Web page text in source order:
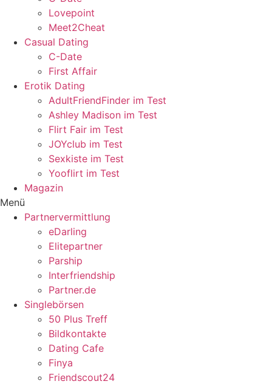
Lovepoint
Meet2Cheat
Casual Dating
C-Date
First Affair
Erotik Dating
AdultFriendFinder im Test
Ashley Madison im Test
Flirt Fair im Test
JOYclub im Test
Sexkiste im Test
Yooflirt im Test
Magazin
Menü
Partnervermittlung
eDarling
Elitepartner
Parship
Interfriendship
Partner.de
Singlebörsen
50 Plus Treff
Bildkontakte
Dating Cafe
Finya
Friendscout24